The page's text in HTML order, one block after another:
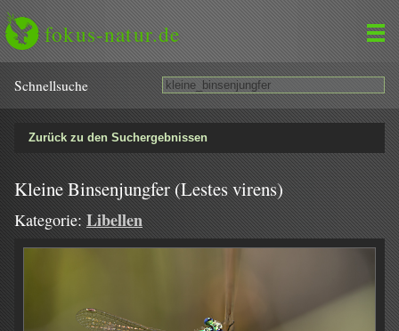
fokus-natur.de
Schnell­suche
Zurück zu den Suchergebnissen
Kleine Binsenjungfer (Lestes virens)
Kategorie: Libellen